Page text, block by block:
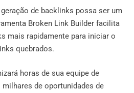
de backlinks possa ser um
Broken Link Builder facilita
mais rapidamente para iniciar o
quebrados.
horas de sua equipe de
de oportunidades de